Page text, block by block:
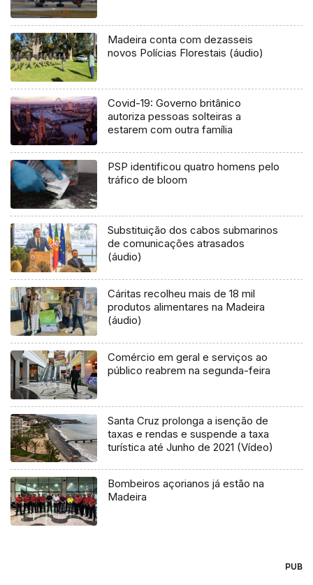
Madeira conta com dezasseis
novos Polícias Florestais (áudio)
Covid-19: Governo britânico
autoriza pessoas solteiras a
estarem com outra família
PSP identificou quatro homens pelo
tráfico de bloom
Substituição dos cabos submarinos
de comunicações atrasados
(áudio)
Cáritas recolheu mais de 18 mil
produtos alimentares na Madeira
(áudio)
Comércio em geral e serviços ao
público reabrem na segunda-feira
Santa Cruz prolonga a isenção de
taxas e rendas e suspende a taxa
turística até Junho de 2021 (Vídeo)
Bombeiros açorianos já estão na
Madeira
PUB